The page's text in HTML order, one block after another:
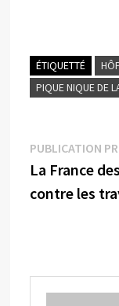
ÉTIQUETTÉ
PIQUE NIQUE DE
de
PUBLICATION
La France
contre les